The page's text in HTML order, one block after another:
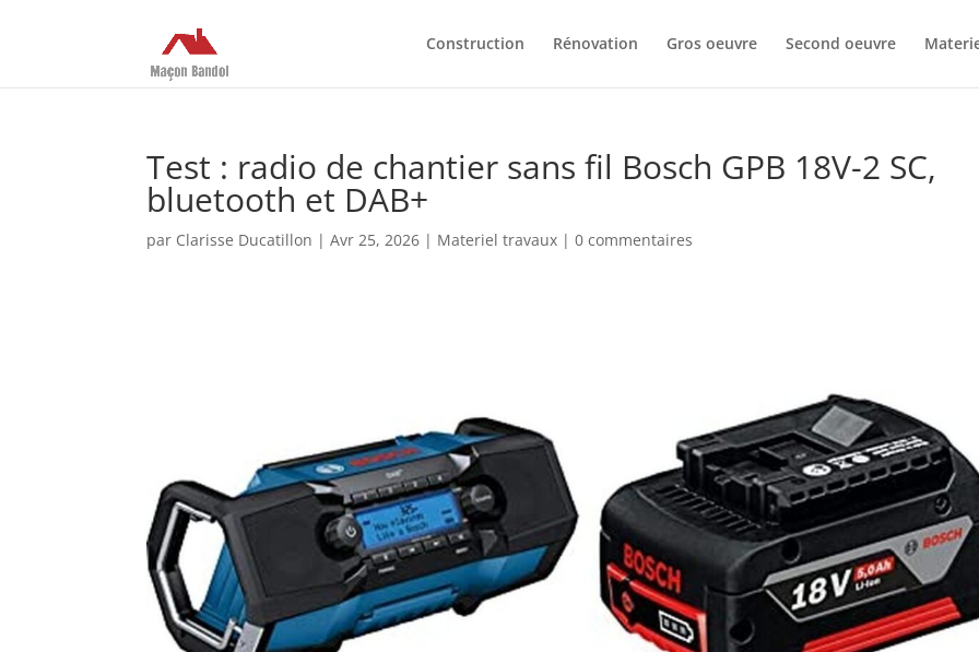
Construction Rénovation Gros oeuvre Second oeuvre
Test : radio de chantier sans fil Bosch GPB 18V-2 SC,
bluetooth et DAB+
par Clarisse Ducatillon |Avr 25, 2026 | Materiel travaux |0 commentaires